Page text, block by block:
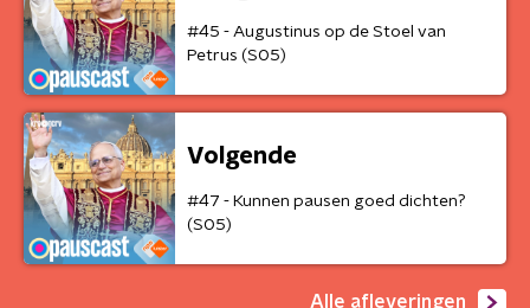
#45 - Augustinus op de Stoel van
Petrus (S05)
Volgende
#47 - Kunnen pausen goed dichten?
(S05)
Alle afleveringen